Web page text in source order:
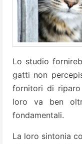
Lo studio
gatti non
fornitori di
loro va ben
fondamentali.
La loro sintonia